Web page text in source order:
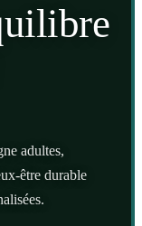
adultes,
être durable